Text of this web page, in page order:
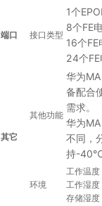
端口 接口类型
1个
8个FE
16个FE
24个
其它
其他功能
华为
备配合
需求。
华为
不同，
持-40℃
环境
工作温度
工作湿
存储湿